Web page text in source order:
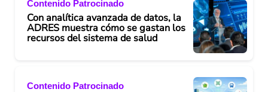
Contenido Patrocinado
Con analítica avanzada de datos, la
ADRES muestra cómo se gastan los
recursos del sistema de salud
Contenido Patrocinado